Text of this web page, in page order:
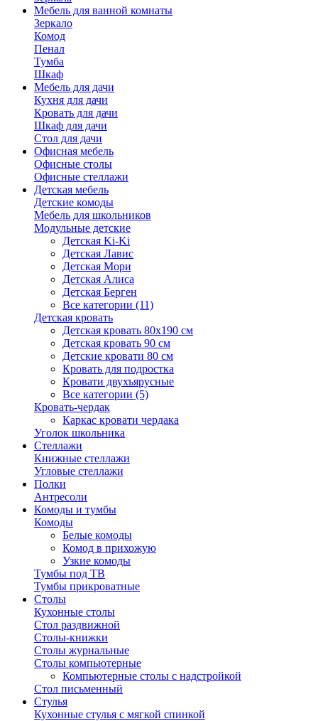
Мебель для ванной комнаты
Зеркало
Комод
Пенал
Тумба
Шкаф
Мебель для дачи
Кухня для дачи
Кровать для дачи
Шкаф для дачи
Стол для дачи
Офисная мебель
Офисные столы
Офисные стеллажи
Детская мебель
Детские комоды
Мебель для школьников
Модульные детские
Детская Ki-Ki
Детская Лавис
Детская Мори
Детская Алиса
Детская Берген
Все категории (11)
Детская кровать
Детская кровать 80х190 см
Детская кровать 90 см
Детские кровати 80 см
Кровать для подростка
Кровати двухъярусные
Все категории (5)
Кровать-чердак
Каркас кровати чердака
Уголок школьника
Стеллажи
Книжные стеллажи
Угловые стеллажи
Полки
Антресоли
Комоды и тумбы
Комоды
Белые комоды
Комод в прихожую
Узкие комоды
Тумбы под ТВ
Тумбы прикроватные
Столы
Кухонные столы
Стол раздвижной
Столы-книжки
Столы журнальные
Столы компьютерные
Компьютерные столы с надстройкой
Стол письменный
Стулья
Кухонные стулья с мягкой спинкой